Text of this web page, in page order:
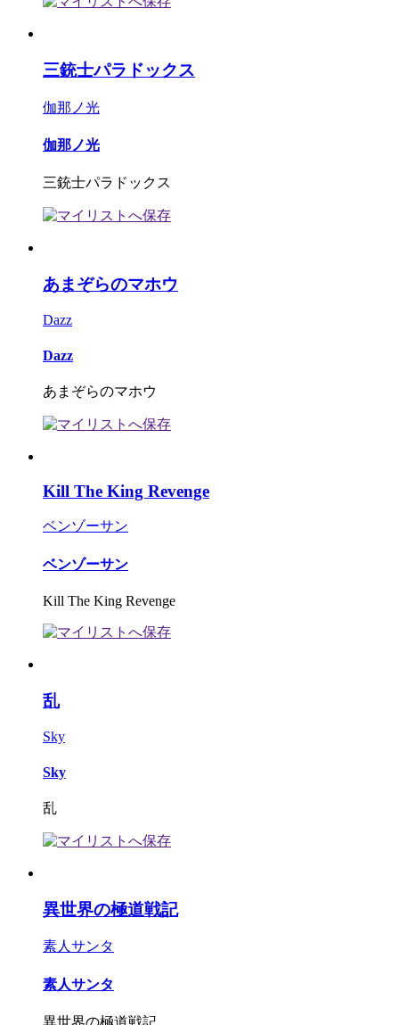
三銃士パラドックス
伽那ノ光
伽那ノ光
三銃士パラドックス
あまぞらのマホウ
Dazz
Dazz
あまぞらのマホウ
Kill The King Revenge
ベンゾーサン
ベンゾーサン
Kill The King Revenge
乱
Sky
Sky
乱
異世界の極道戦記
素人サンタ
素人サンタ
異世界の極道戦記